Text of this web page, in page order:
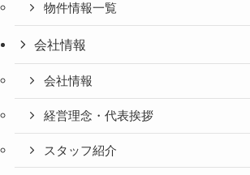
物件情報一覧
会社情報
会社情報
経営理念・代表挨拶
スタッフ紹介